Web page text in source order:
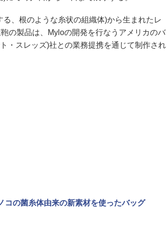
、根のような糸状の組織体)から生まれたレ
の製品は、Myloの開発を行なうアメリカのバ
・スレッズ)社との業務提携を通じて制作され
コの菌糸体由来の新素材を使ったバッグ